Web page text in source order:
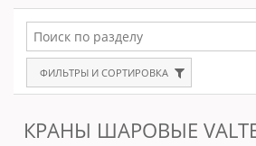
ФИЛЬТРЫ И СОРТИРОВКА
КРАНЫ ШАРОВЫЕ